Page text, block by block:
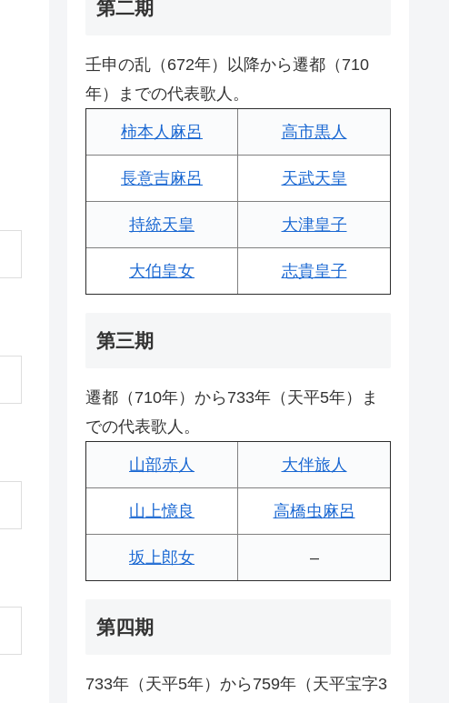
第二期
壬申の乱（672年）以降から遷都（710
年）までの代表歌人。
柿本人麻呂 高市黒人
長意吉麻呂 天武天皇
持統天皇 大津皇子
大伯皇女 志貴皇子
第三期
遷都（710年）から733年（天平5年）ま
での代表歌人。
山部赤人 大伴旅人
山上憶良 高橋虫麻呂
坂上郎女 –
第四期
733年（天平5年）から759年（天平宝字3